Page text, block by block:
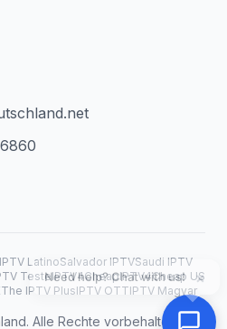
IPTV LatinoSalvador IPTVSaudi IPTV
TesteIPTV4CheapIPTV4Cheap US
The IPTV PlusIPTV OTTIPTV Magyar
Alle Rechte vorbehalten.
Need help? Chat with us! ×